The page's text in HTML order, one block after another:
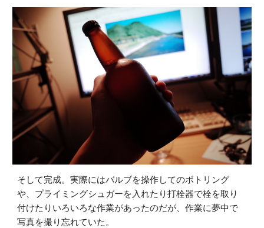
そして完成。実際にはバルブを操作してのボトリング
や、プライミングシュガーを入れたり打栓器で栓を取り
付けたりいろいろな作業があったのだが、作業に夢中で
写真を撮り忘れていた。